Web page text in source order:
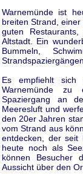
Warnemünde ist
breiten Strand,
guten
Altstadt. Ein
Bummeln,
Es empfiehlt
Warnemünde zu
Spaziergang an
Meeresluft und
den 20er Jahren
vom Strand aus
entdecken, der seit
heute noch als
können Besucher
Aussicht über den